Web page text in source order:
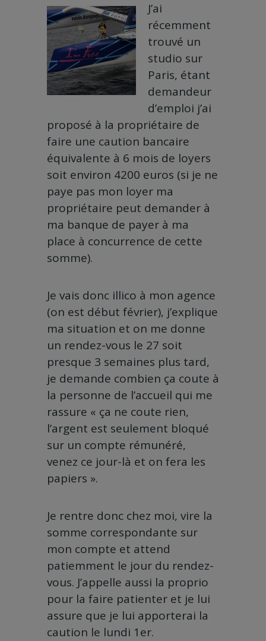
J’ai
récemment
trouvé un
studio sur
Paris, étant
demandeur
d’emploi j’ai
proposé à la propriétaire de
faire une caution bancaire
équivalente à 6 mois de loyers
soit environ 4200 euros (si je ne
paye pas mon loyer ma
propriétaire peut demander à
ma banque de payer à ma
place à concurrence de cette
somme).
Je vais donc illico à mon agence
(on est début février), j’explique
ma situation et on me donne
un rendez-vous le 27 soit
presque 3 semaines plus tard,
je demande combien ça coute à
la personne de l’accueil qui me
rassure « ça ne coute rien,
l’argent est seulement bloqué
sur un compte rémunéré,
venez ce jour-là et on fera les
papiers ».
Je rentre donc chez moi, vire la
somme correspondante sur
mon compte et attend
patiemment le jour du rendez-
vous. J’appelle aussi la proprio
pour la faire patienter et je lui
assure que je lui apporterai la
caution le lundi 1er.